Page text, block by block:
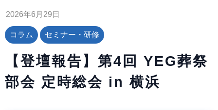
2026年6月29日
コラム セミナー・研修
【登壇報告】第4回 YEG葬祭
部会 定時総会 in 横浜